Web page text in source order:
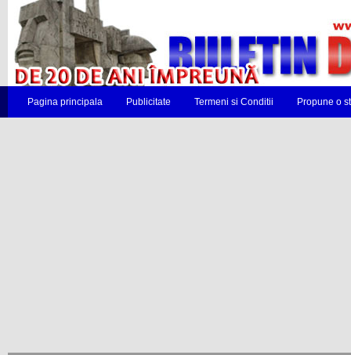
Pagina principala Publicitate Termeni si Conditii Propune o